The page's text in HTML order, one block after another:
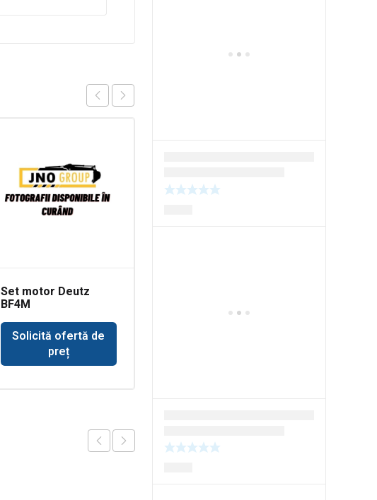
Set motor Deutz
BF4M
Solicită ofertă de
preț